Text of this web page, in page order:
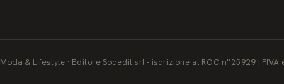
Moda & Lifestyle · Editore Socedit srl - iscrizione al ROC n°25929 | PIVA